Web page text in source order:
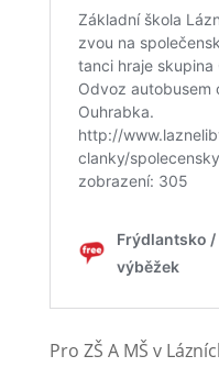
Pro ZŠ A MŠ v